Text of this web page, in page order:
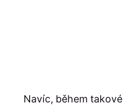
Navíc, během